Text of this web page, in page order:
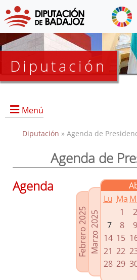
Diputación
Menú
Presidencia
Grupos Políticos
Enlaces
Agenda de Presidencia
Plenos provinciales y Juntas de
Oficina de Proyectos Europeos
Diputación » Agenda de
Agenda de
Febrero 2025Marzo 2025
Lu Ma
1
2
7
8 9
14 15
21 22
28 29
Agenda